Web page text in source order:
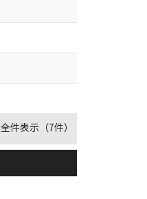
全件表示（7件）